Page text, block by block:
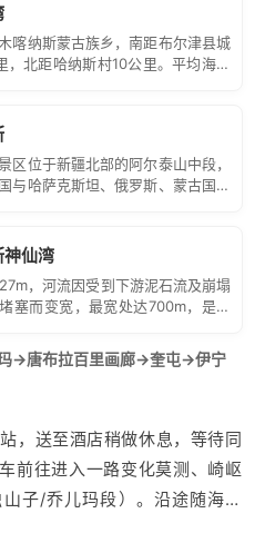
色丘陵景色奇特，与对岸葱郁
堪称摄影师的天堂。
晚乘火车赴奎屯。 参考车次：
间为准）
玩请勿下木栈道，敬请注意脚
线在栈道上行走，这里地质疏
和攀爬，夏季需要防晒。
，要备好衣物以免日落后着
喀纳斯蒙古族乡，南距布尔津县城
，北距哈纳斯村10公里。平均海拔
区位于新疆北部的阿尔泰山中段，
与哈萨克斯坦、俄罗斯、蒙古国接
神仙湾
，河流因受到下游泥石流及崩塌
塞而变宽，最宽处达700m，是公
→唐布拉百里画廊→奎屯→伊宁
，送至酒店稍做休息，等待同
前往进入一路变化莫测、崎岖
子/乔儿玛段）。沿途随海拔